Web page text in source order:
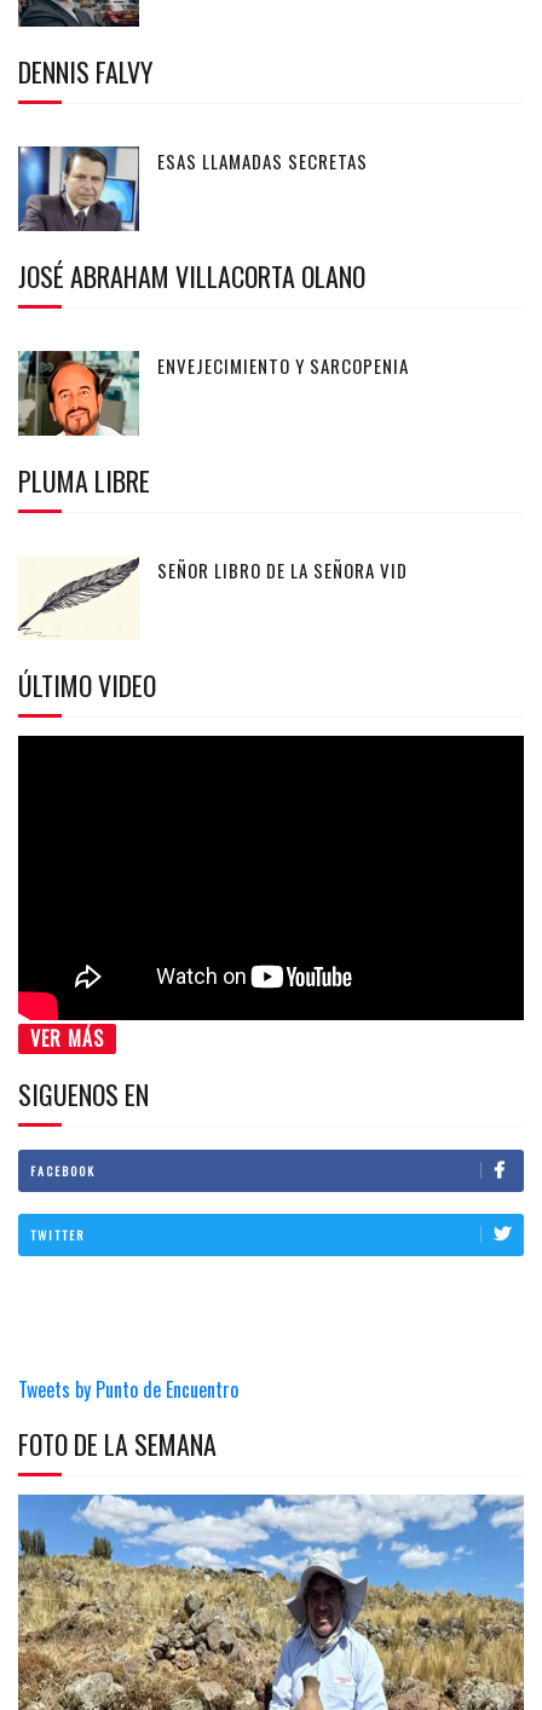
DENNIS FALVY
ESAS LLAMADAS SECRETAS
JOSÉ ABRAHAM VILLACORTA OLANO
ENVEJECIMIENTO Y SARCOPENIA
PLUMA LIBRE
SEÑOR LIBRO DE LA SEÑORA VID
ÚLTIMO VIDEO
VER MÁS
SIGUENOS EN
FACEBOOK
TWITTER
Tweets by Punto de Encuentro
FOTO DE LA SEMANA